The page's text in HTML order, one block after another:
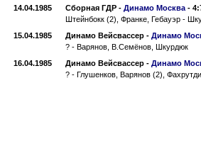
14.04.1985
Сборная ГДР - Динамо Москва -
Штейнбокк (2), Франке, Гебауэр -
15.04.1985
Динамо Вейсвассер - Динамо
? - Варянов, В.Семёнов, Шкурдюк
16.04.1985
Динамо Вейсвассер - Динамо
? - Глушенков, Варянов (2),